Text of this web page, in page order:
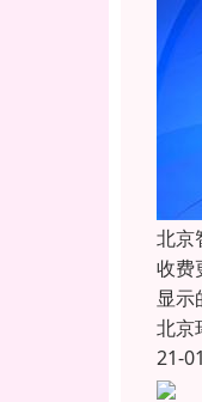
北京
收费
显
北京
21-